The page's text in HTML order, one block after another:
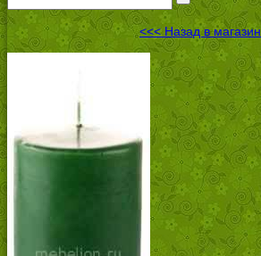
<<< Назад в магазин